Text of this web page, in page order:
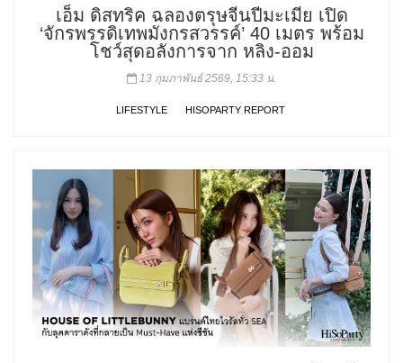
เอ็ม ดิสทริค ฉลองตรุษจีนปีมะเมีย เปิด
‘จักรพรรดิเทพมังกรสวรรค์’ 40 เมตร พร้อม
โชว์สุดอลังการจาก หลิง-ออม
13 กุมภาพันธ์ 2569, 15:33 น.
LIFESTYLE HISOPARTY REPORT